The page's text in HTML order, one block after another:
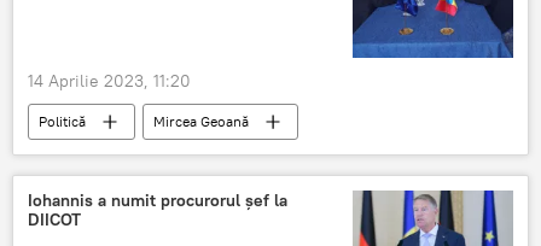
14 Aprilie 2023, 11:20
Politică
Mircea Geoană
Nicu Popescu
Republica Moldova
Iohannis a numit procurorul șef la
DIICOT